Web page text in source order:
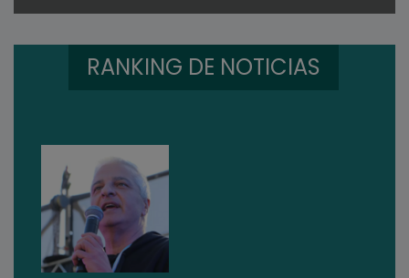
RANKING DE NOTICIAS